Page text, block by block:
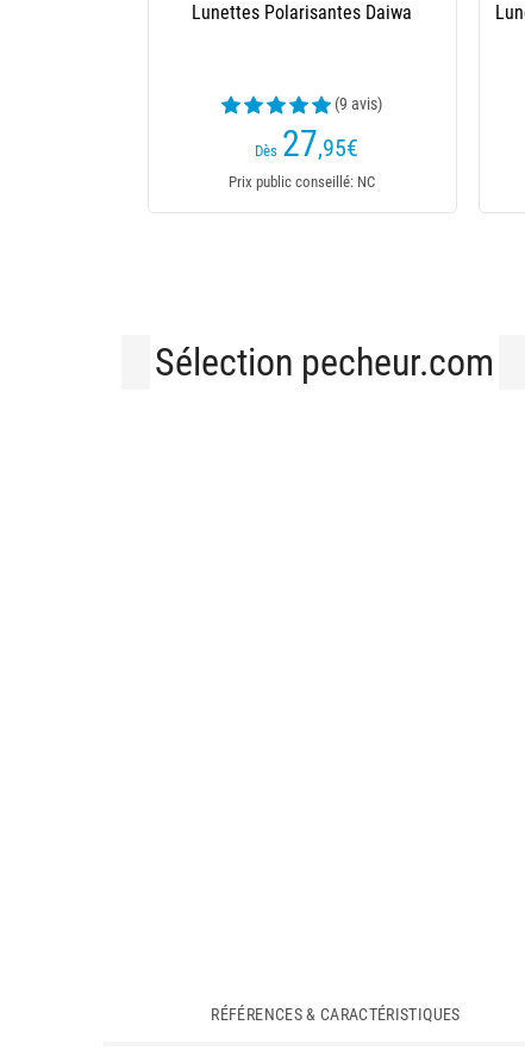
Lunettes Polarisantes Jmc Tac Style
(2 avis)
49,90€ 44,90
Prix public conseillé: 49,90€
Sélection pecheur.com
RÉFÉRENCES & CARACTÉRISTIQUES